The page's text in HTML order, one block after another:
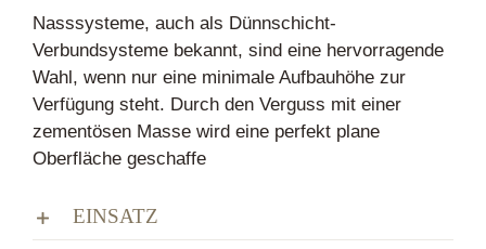
Nasssysteme, auch als Dünnschicht-
Verbundsysteme bekannt, sind eine hervorragende
Wahl, wenn nur eine minimale Aufbauhöhe zur
Verfügung steht. Durch den Verguss mit einer
zementösen Masse wird eine perfekt plane
Oberfläche geschaffe
EINSATZ